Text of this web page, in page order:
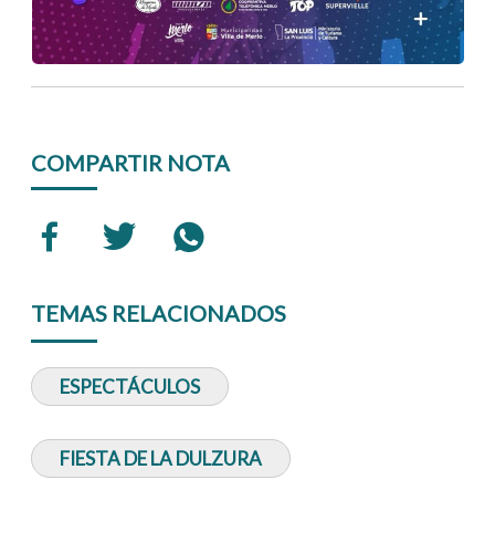
COMPARTIR NOTA
TEMAS RELACIONADOS
ESPECTÁCULOS
FIESTA DE LA DULZURA